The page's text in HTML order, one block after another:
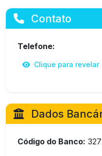
Contato
Telefone:
Clique para revelar
Dados
Código do Banco: